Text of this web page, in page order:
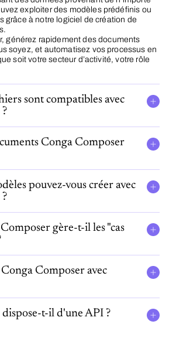
exploiter des modèles prédéfinis ou
grâce à notre logiciel de création de
générez rapidement des documents
soyez, et automatisez vos processus en
soit votre secteur d’activité, votre rôle
sont compatibles avec
Conga Composer
pouvez-vous créer avec
gère-t-il les "cas
Composer avec
t-il d'une API ?